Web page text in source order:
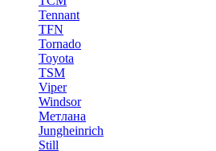
Tennant
TFN
Tornado
Toyota
TSM
Viper
Windsor
Метлана
Jungheinrich
Still